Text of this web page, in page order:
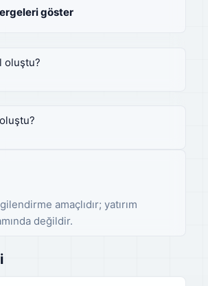
göster
oluştu?
amaçlıdır; yatırım
değildir.